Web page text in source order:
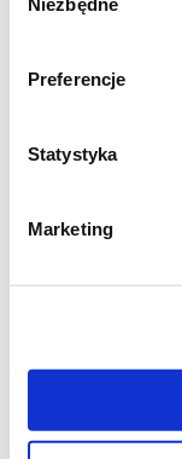
zgody
Preferencje
Statystyka
Marketing